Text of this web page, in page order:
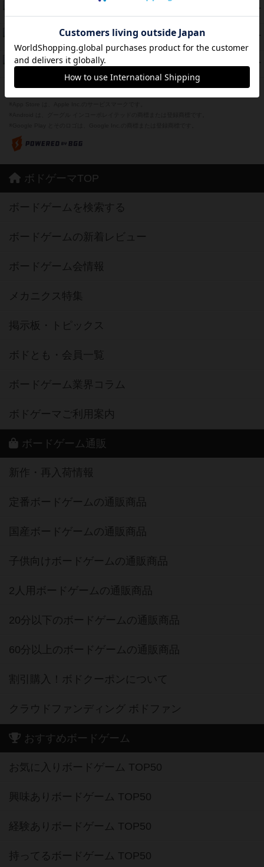
PT
紹介文あり 1件の投稿
PT
スーパーストア3000
37 PT
フリップ７：復讐心とともに
ボドゲーマTOP
ボードゲームを検索する
ボードゲームの新着レビュー
ボードゲーム会情報
メカニクス特集
掲示板・トピックス
ボドとも・会員一覧
ボードゲーム業界コラム
ボドゲーマご利用案内
ボードゲーム通販
新作・再入荷情報
定番ボードゲームの通販商品
国産ボードゲームの通販商品
子供向けボードゲームの通販商品
2人用ボードゲームの通販商品
20分以下のボードゲームの通販商品
60分以上のボードゲームの通販商品
割引購入！ボドクーポンについて
クラウドファンディング ボドファン
おすすめボードゲーム
お気に入りボードゲーム TOP50
興味ありボードゲーム TOP50
経験ありボードゲーム TOP50
持ってるボードゲーム TOP50